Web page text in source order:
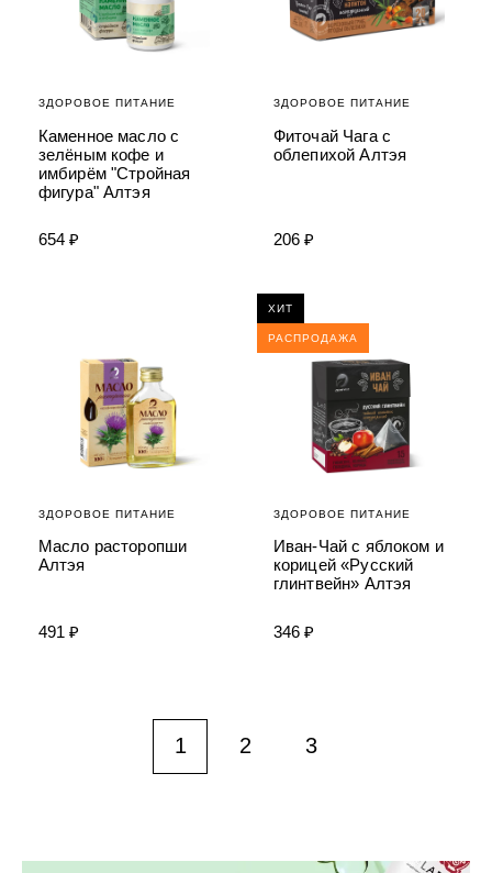
ЗДОРОВОЕ ПИТАНИЕ
Каменное масло с
зелёным кофе и
имбирём "Стройная
фигура" Алтэя
654 ₽
ЗДОРОВОЕ ПИТАНИЕ
Фиточай Чага с
облепихой Алтэя
206 ₽
ЗДОРОВОЕ ПИТАНИЕ
Масло расторопши
Алтэя
491 ₽
ХИТ
РАСПРОДАЖА
ЗДОРОВОЕ ПИТАНИЕ
Иван-Чай с яблоком и
корицей «Русский
глинтвейн» Алтэя
346 ₽
1 2 3